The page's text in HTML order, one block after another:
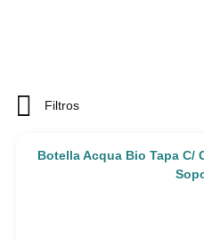
Filtros
Botella Acqua Bio Tapa C/